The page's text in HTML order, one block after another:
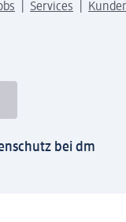
Services
bei dm